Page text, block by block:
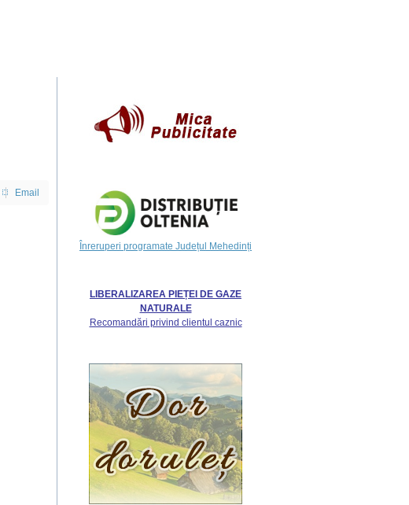
Email
Înreruperi programate Județul Mehedinți
LIBERALIZAREA PIEȚEI DE GAZE
NATURALE
Recomandări privind clientul caznic